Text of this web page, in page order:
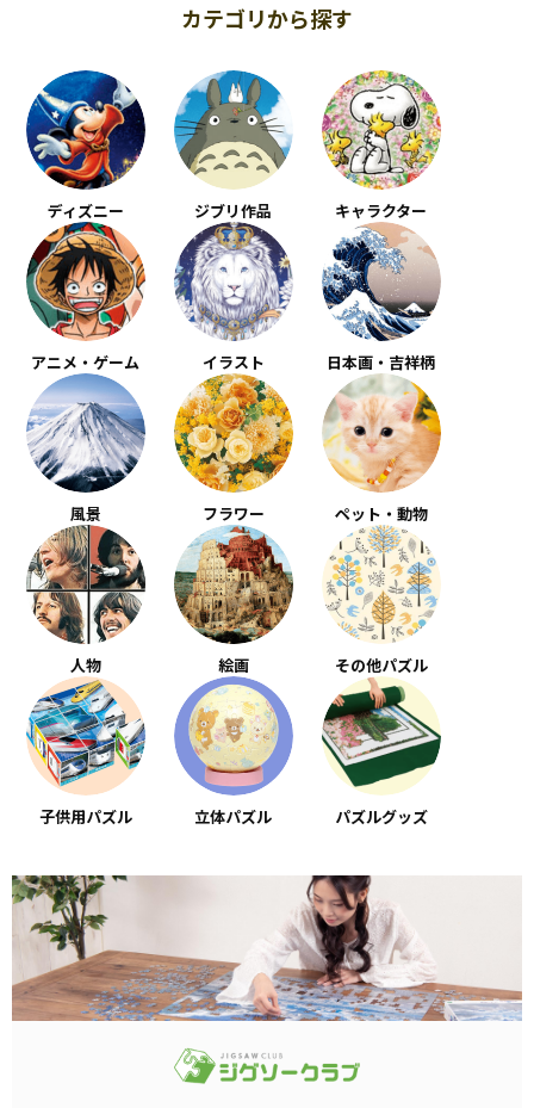
カテゴリから探す
ディズニー ジブリ作品 キャラクター
アニメ・ゲーム イラスト 日本画・吉祥柄
風景 フラワー ペット・動物
人物 絵画 その他パズル
子供用パズル 立体パズル パズルグッズ